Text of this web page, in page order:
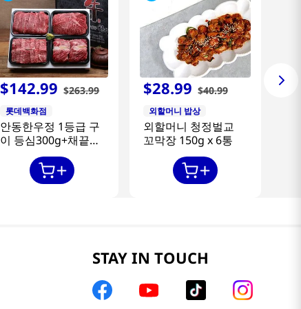
$142.99 $263.99
롯데백화점
안동한우정 1등급 구
이 등심300g+채끝
300g+특수부위
300g+갈비살300g
$28.99 $40.99
외할머니 밥상
외할머니 청정벌교
꼬막장 150g x 6통
STAY IN TOUCH